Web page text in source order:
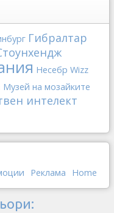
Гибралтар
Несебр Wizz
Музей на мозайките
интелект
Реклама Home